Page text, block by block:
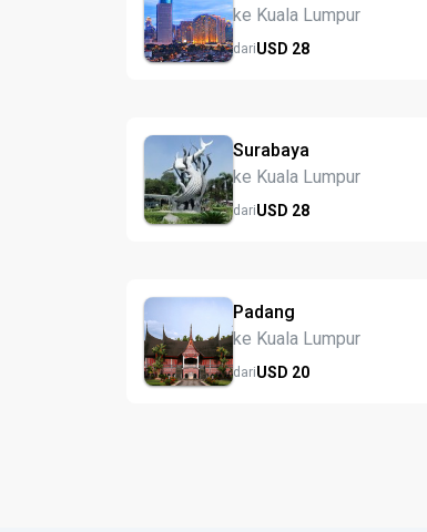
ke Kuala Lumpur
dariUSD 28
Surabaya
ke Kuala Lumpur
dariUSD 28
Padang
ke Kuala Lumpur
dariUSD 20